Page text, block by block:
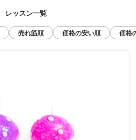
レッスン一覧
売れ筋順 価格の安い順 価格